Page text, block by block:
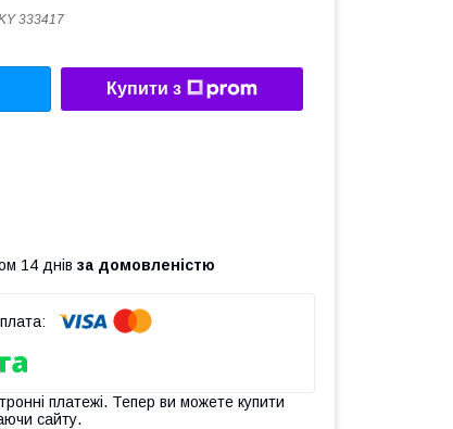
333417
Купити з
14 днів за домовленістю
платежі. Тепер ви можете купити
сайту.